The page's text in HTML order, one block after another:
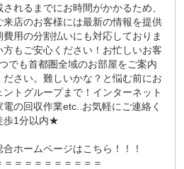
れるまでにお時間がかかるため、
店のお客様には最新の情報を提供
用の分割払いにも対応しておりま
もご安心ください！お忙しいお客
でも首都圏全域のお部屋をご案内
さい。難しいかな？と悩む前にお
トグループまで！インターネット
の回収作業etc..お気軽にご連絡く
歩1分以内★
ホームページはこちら！！！
＝＝＝＝＝＝＝＝＝